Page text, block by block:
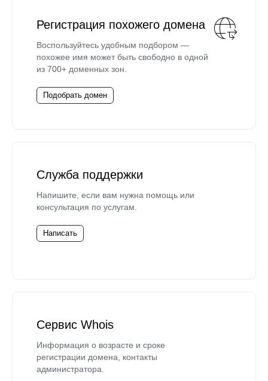
Регистрация похожего домена
Воспользуйтесь удобным подбором —
похожее имя может быть свободно в одной
из 700+ доменных зон.
Подобрать домен
Служба поддержки
Напишите, если вам нужна помощь или
консультация по услугам.
Написать
Сервис Whois
Информация о возрасте и сроке
регистрации домена, контакты
администратора.